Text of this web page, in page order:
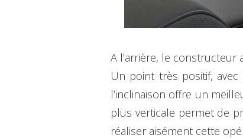
A l’arrière, le constructeur
Un point très positif,
l’inclinaison offre un
plus verticale permet de
réaliser aisément cette